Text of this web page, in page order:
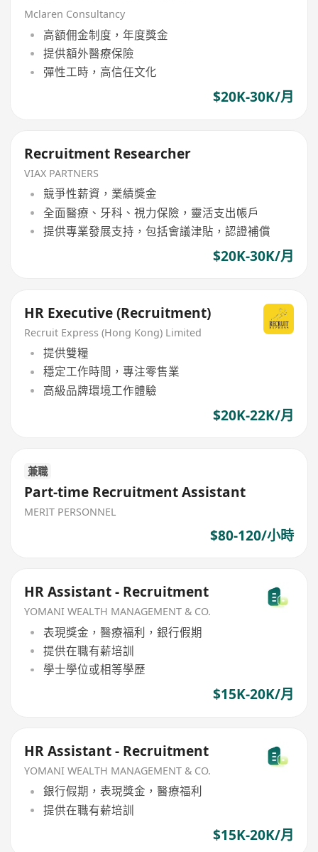
Mclaren Consultancy
高額佣金制度，年度獎金
提供額外醫療保險
彈性工時，高信任文化
$20K-30K/月
Recruitment Researcher
VIAX PARTNERS
競爭性薪資，業績獎金
全面醫療、牙科、視力保險，靈活支出帳戶
提供專業發展支持，包括會議津貼，認證補償
$20K-30K/月
HR Executive (Recruitment)
Recruit Express (Hong Kong) Limited
提供雙糧
穩定工作時間，專注零售業
高級品牌環境工作體驗
$20K-22K/月
兼職
Part-time Recruitment Assistant
MERIT PERSONNEL
$80-120/小時
HR Assistant - Recruitment
YOMANI WEALTH MANAGEMENT & CO.
表現獎金，醫療福利，銀行假期
提供在職有薪培訓
學士學位或相等學歷
$15K-20K/月
HR Assistant - Recruitment
YOMANI WEALTH MANAGEMENT & CO.
銀行假期，表現獎金，醫療福利
提供在職有薪培訓
$15K-20K/月